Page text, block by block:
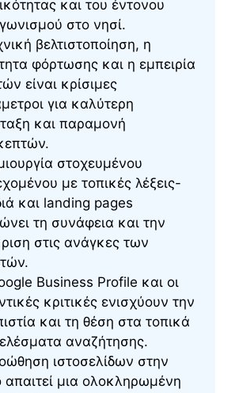
και του έντονου
στο νησί.
βελτιστοποίηση, η
φόρτωσης και η εμπειρία
είναι κρίσιμες
για καλύτερη
και παραμονή
στοχευμένου
με τοπικές λέξεις-
και landing pages
τη συνάφεια και την
στις ανάγκες των
Business Profile και οι
κριτικές ενισχύουν την
και τη θέση στα τοπικά
αναζήτησης.
ιστοσελίδων στην
μια ολοκληρωμένη